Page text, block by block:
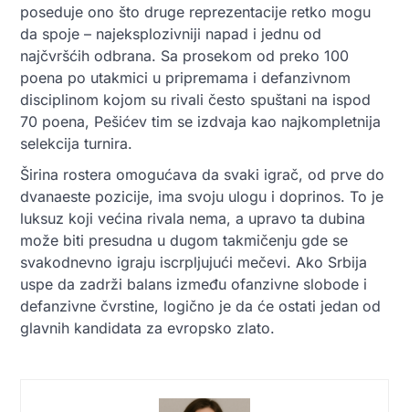
poseduje ono što druge reprezentacije retko mogu
da spoje – najeksplozivniji napad i jednu od
najčvršćih odbrana. Sa prosekom od preko 100
poena po utakmici u pripremama i defanzivnom
disciplinom kojom su rivali često spuštani na ispod
70 poena, Pešićev tim se izdvaja kao najkompletnija
selekcija turnira.
Širina rostera omogućava da svaki igrač, od prve do
dvanaeste pozicije, ima svoju ulogu i doprinos. To je
luksuz koji većina rivala nema, a upravo ta dubina
može biti presudna u dugom takmičenju gde se
svakodnevno igraju iscrpljujući mečevi. Ako Srbija
uspe da zadrži balans između ofanzivne slobode i
defanzivne čvrstine, logično je da će ostati jedan od
glavnih kandidata za evropsko zlato.